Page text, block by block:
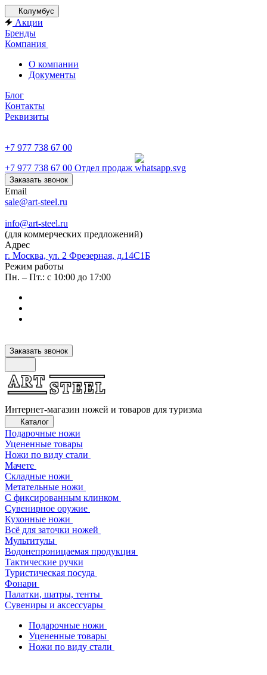
Колумбус
Акции
Бренды
Компания
О компании
Документы
Блог
Контакты
Реквизиты
+7 977 738 67 00
+7 977 738 67 00 Отдел продаж
Заказать звонок
Email
sale@art-steel.ru
info@art-steel.ru
(для коммерческих предложений)
Адрес
г. Москва, ул. 2 Фрезерная, д.14С1Б
Режим работы
Пн. – Пт.: с 10:00 до 17:00
Заказать звонок
Интернет-магазин ножей и товаров для туризма
Каталог
Подарочные ножи
Уцененные товары
Ножи по виду стали
Мачете
Складные ножи
Метательные ножи
С фиксированным клинком
Сувенирное оружие
Кухонные ножи
Всё для заточки ножей
Мультитулы
Водонепроницаемая продукция
Тактические ручки
Туристическая посуда
Фонари
Палатки, шатры, тенты
Сувениры и аксессуары
Подарочные ножи
Уцененные товары
Ножи по виду стали